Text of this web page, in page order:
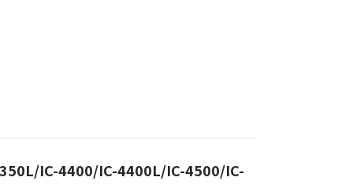
IC-4400/IC-4400L/IC-4500/IC-